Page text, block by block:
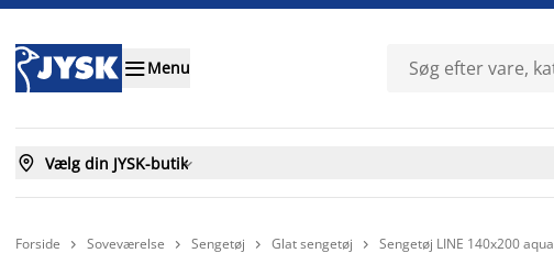
Menu
 Vælg din JYSK-butik
Forside  Soveværelse  Sengetøj  Glat sengetøj  Sengetøj LINE 140x200 aqua